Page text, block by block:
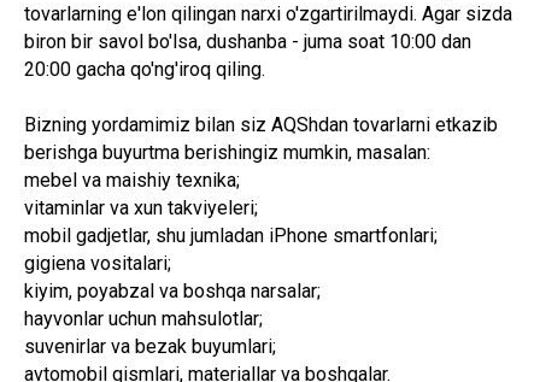
tovarlarning e'lon qilingan narxi o'zgartirilmaydi. Agar sizda
biron bir savol bo'lsa, dushanba - juma soat 10:00 dan
20:00 gacha qo'ng'iroq qiling.
Bizning yordamimiz bilan siz AQShdan tovarlarni etkazib
berishga buyurtma berishingiz mumkin, masalan:
mebel va maishiy texnika;
vitaminlar va xun takviyeleri;
mobil gadjetlar, shu jumladan iPhone smartfonlari;
gigiena vositalari;
kiyim, poyabzal va boshqa narsalar;
hayvonlar uchun mahsulotlar;
suvenirlar va bezak buyumlari;
avtomobil qismlari, materiallar va boshqalar.